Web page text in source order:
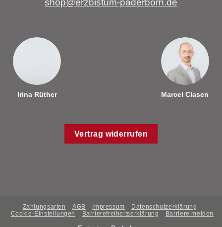
shop@erzbistum-paderborn.de
Irina Rüther Marcel Clasen
Vertrag widerrufen
Zahlungsarten AGB Impressum
Datenschutzerklärung
Cookie-Einstellungen
Barrierefreiheitserklärung Barriere melden